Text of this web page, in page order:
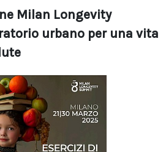
Milan Longevity
urbano per una vita